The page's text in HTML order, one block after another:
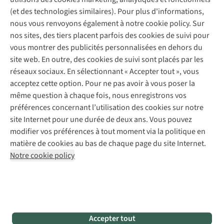
(et des technologies similaires). Pour plus d'informations,
nous vous renvoyons également à notre cookie policy. Sur
nos sites, des tiers placent parfois des cookies de suivi pour
vous montrer des publicités personnalisées en dehors du
site web. En outre, des cookies de suivi sont placés par les
réseaux sociaux. En sélectionnant « Accepter tout », vous
acceptez cette option. Pour ne pas avoir à vous poser la
même question à chaque fois, nous enregistrons vos
préférences concernant l’utilisation des cookies sur notre
site Internet pour une durée de deux ans. Vous pouvez
modifier vos préférences à tout moment via la politique en
matière de cookies au bas de chaque page du site Internet.
Notre cookie policy
Accepter tout
Entretien de chaussures
Réparation de chaussures
Réparation de vêtements
Retouches
Pour les entreprises
Gear Check
Expertise & conseils
Abonnez-vous à la newsletter
Suivez-nous
Mentions légales
Politique de confidentialité
Conditions générales
Cookie Policy
AS Adventure Luxemburg SA,